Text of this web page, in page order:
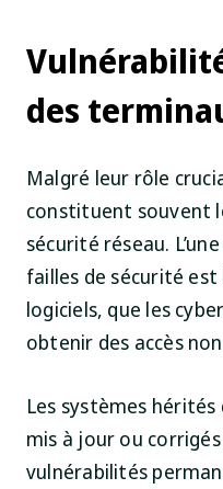
des
Malgré leur rôle
constituent souvent
sécurité réseau.
failles de sécurité est
logiciels, que les
obtenir des accès
Les systèmes
mis à jour ou
vulnérabilités